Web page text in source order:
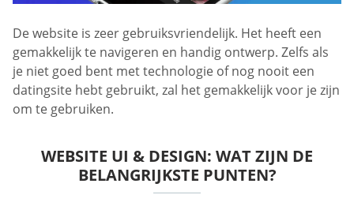
De website is zeer gebruiksvriendelijk. Het heeft een
gemakkelijk te navigeren en handig ontwerp. Zelfs als
je niet goed bent met technologie of nog nooit een
datingsite hebt gebruikt, zal het gemakkelijk voor je zijn
om te gebruiken.
WEBSITE UI & DESIGN: WAT ZIJN DE
BELANGRIJKSTE PUNTEN?